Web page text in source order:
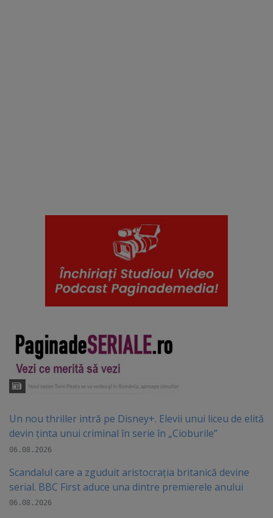
Un nou thriller intră pe Disney+. Elevii unui liceu de elită
devin ținta unui criminal în serie în „Cioburile”
06.08.2026
Scandalul care a zguduit aristocrația britanică devine
serial. BBC First aduce una dintre premierele anului
06.08.2026